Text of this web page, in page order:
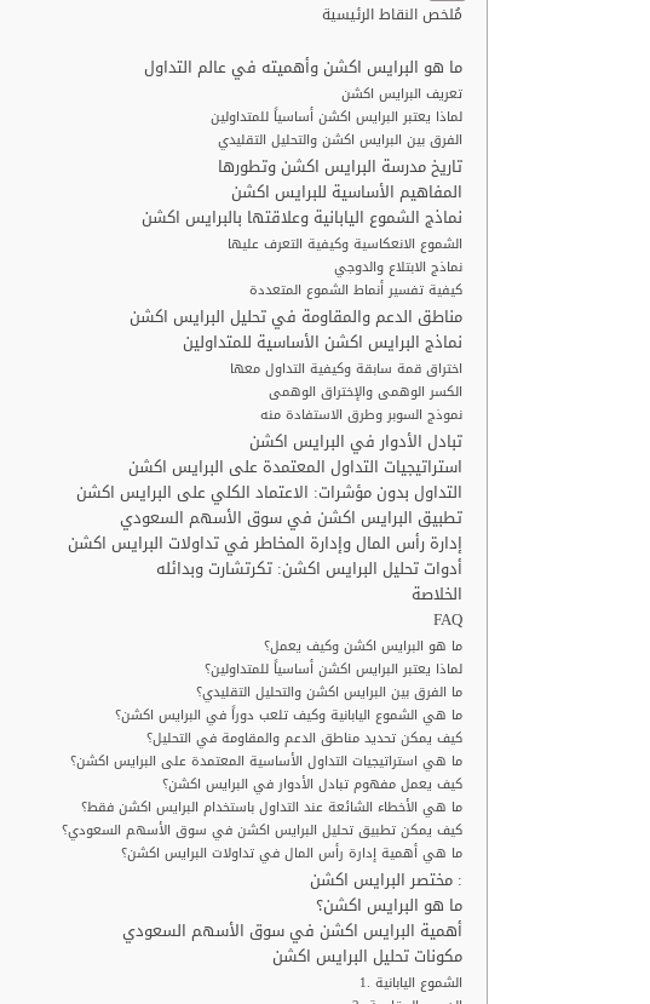
مُلخص النقاط الرئيسية
ما هو البرايس اكشن وأهميته في عالم التداول
تعريف البرايس اكشن
لماذا يعتبر البرايس اكشن أساسياً للمتداولين
الفرق بين البرايس اكشن والتحليل التقليدي
تاريخ مدرسة البرايس اكشن وتطورها
المفاهيم الأساسية للبرايس اكشن
نماذج الشموع اليابانية وعلاقتها بالبرايس اكشن
الشموع الانعكاسية وكيفية التعرف عليها
نماذج الابتلاع والدوجي
كيفية تفسير أنماط الشموع المتعددة
مناطق الدعم والمقاومة في تحليل البرايس اكشن
نماذج البرايس اكشن الأساسية للمتداولين
اختراق قمة سابقة وكيفية التداول معها
الكسر الوهمى والإختراق الوهمى
نموذج السوبر وطرق الاستفادة منه
تبادل الأدوار في البرايس اكشن
استراتيجيات التداول المعتمدة على البرايس اكشن
التداول بدون مؤشرات: الاعتماد الكلي على البرايس اكشن
تطبيق البرايس اكشن في سوق الأسهم السعودي
إدارة رأس المال وإدارة المخاطر في تداولات البرايس اكشن
أدوات تحليل البرايس اكشن: تكرتشارت وبدائله
الخلاصة
FAQ
ما هو البرايس اكشن وكيف يعمل؟
لماذا يعتبر البرايس اكشن أساسياً للمتداولين؟
ما الفرق بين البرايس اكشن والتحليل التقليدي؟
ما هي الشموع اليابانية وكيف تلعب دوراً في البرايس اكشن؟
كيف يمكن تحديد مناطق الدعم والمقاومة في التحليل؟
ما هي استراتيجيات التداول الأساسية المعتمدة على البرايس اكشن؟
كيف يعمل مفهوم تبادل الأدوار في البرايس اكشن؟
ما هي الأخطاء الشائعة عند التداول باستخدام البرايس اكشن فقط؟
كيف يمكن تطبيق تحليل البرايس اكشن في سوق الأسهم السعودي؟
ما هي أهمية إدارة رأس المال في تداولات البرايس اكشن؟
مختصر البرايس اكشن :
ما هو البرايس اكشن؟
أهمية البرايس اكشن في سوق الأسهم السعودي
مكونات تحليل البرايس اكشن
1. الشموع اليابانية